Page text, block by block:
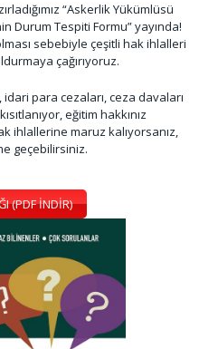
“Askerlik Yükümlüsü
Durum Tespiti Formu” yayında!
sebebiyle çeşitli hak ihlalleri
çağırıyoruz.
para cezaları, ceza davaları
eğitim hakkınız
ihlallerine maruz kalıyorsanız,
geçebilirsiniz.
(PDF İNDİR)